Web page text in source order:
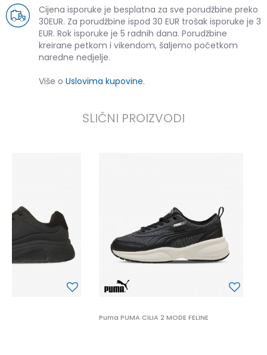
Cijena isporuke je besplatna za sve porudžbine preko
30EUR. Za porudžbine ispod 30 EUR trošak isporuke je 3
EUR. Rok isporuke je 5 radnih dana. Porudžbine
kreirane petkom i vikendom, šaljemo početkom
naredne nedjelje.
Više o Uslovima kupovine.
SLIČNI PROIZVODI
Puma PUMA CILIA 2 MODE FELINE